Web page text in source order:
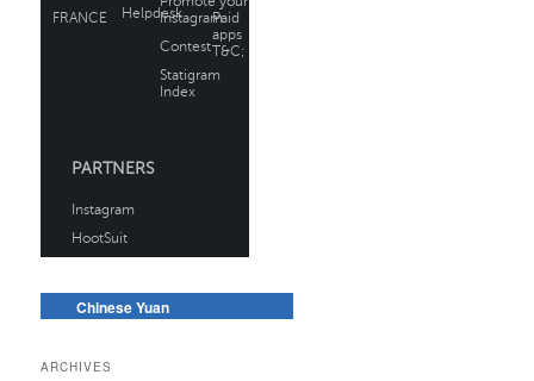
Chinese Yuan
ARCHIVES